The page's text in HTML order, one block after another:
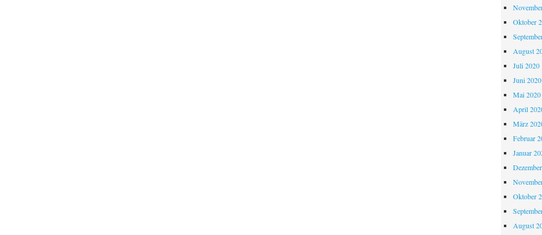
Oktober
August
Juli 2020
Juni 2020
Mai 2020
April
März
Februar
Januar
Oktober
August